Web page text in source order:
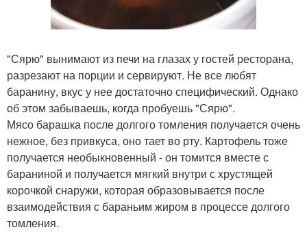
"Сярю" вынимают из печи на глазах у гостей ресторана,
разрезают на порции и сервируют. Не все любят
баранину, вкус у нее достаточно специфический. Однако
об этом забываешь, когда пробуешь "Сярю".
Мясо барашка после долгого томления получается очень
нежное, без привкуса, оно тает во рту. Картофель тоже
получается необыкновенный - он томится вместе с
бараниной и получается мягкий внутри с хрустящей
корочкой снаружи, которая образовывается после
взаимодействия с бараньим жиром в процессе долгого
томления.